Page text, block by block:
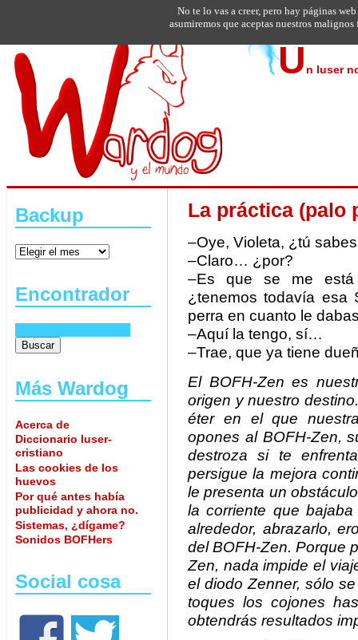
U n luser
Backup
Encontrador
Más Wardog
Acerca de
Diccionario luser-
cristiano
Las cookies de los
huevos
Por qué antes había
publicidad y ahora no.
Sistemas, ¿dígame?
Sonidos BOFHers
Social cosa
La práctica (palo
–Oye, Violeta, ¿tú
–Claro… ¿por?
–Es que se me está
¿tenemos todavía esa
perra en cuanto le
–Aquí la tengo, sí…
–Trae, que ya tiene
El BOFH-Zen es
origen y nuestro
éter en el que
opones al BOFH-Zen,
destroza si te
persigue la mejora
le presenta un
la corriente que
alrededor, abrazarlo,
del BOFH-Zen. Porque
Zen, nada impide el
el diodo Zenner, sólo
toques los cojones
obtendrás resultados
No te lo vas a creer, pero hay páginas
asumiremos que aceptas nuestros